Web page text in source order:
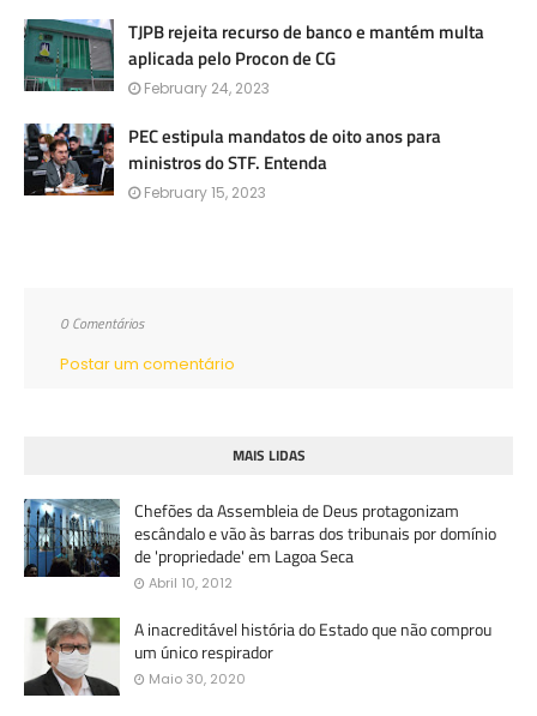
TJPB rejeita recurso de banco e mantém multa
aplicada pelo Procon de CG
February 24, 2023
PEC estipula mandatos de oito anos para
ministros do STF. Entenda
February 15, 2023
0 Comentários
Postar um comentário
MAIS LIDAS
Chefões da Assembleia de Deus protagonizam
escândalo e vão às barras dos tribunais por domínio
de 'propriedade' em Lagoa Seca
Abril 10, 2012
A inacreditável história do Estado que não comprou
um único respirador
Maio 30, 2020